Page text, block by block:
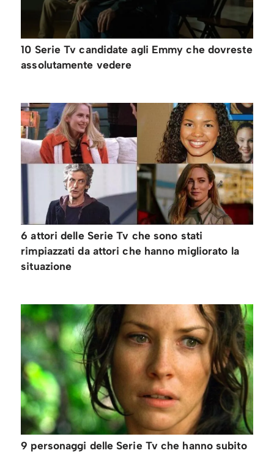
10 Serie Tv candidate agli Emmy che dovreste
assolutamente vedere
6 attori delle Serie Tv che sono stati
rimpiazzati da attori che hanno migliorato la
situazione
9 personaggi delle Serie Tv che hanno subito